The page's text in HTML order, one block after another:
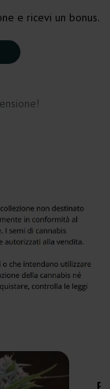
e ricevi un bonus.